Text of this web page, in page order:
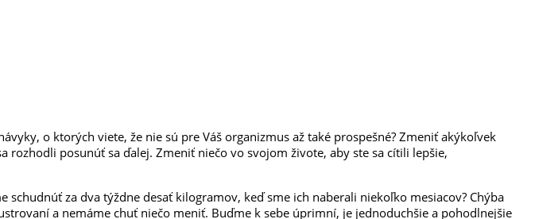
o ktorých viete, že nie sú pre Váš organizmus až také prospešné? Zmeniť akýkoľvek
rozhodli posunúť sa ďalej. Zmeniť niečo vo svojom živote, aby ste sa cítili lepšie,
za dva týždne desať kilogramov, keď sme ich naberali niekoľko mesiacov? Chýba
a nemáme chuť niečo meniť. Buďme k sebe úprimní, je jednoduchšie a pohodlnejšie